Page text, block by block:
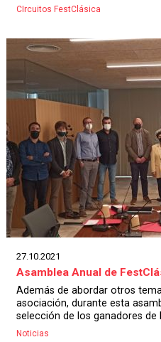
CIrcuitos FestClásica
27.10.2021
Asamblea Anual de
Además de abordar otros
asociación, durante esta
selección de los ganadores de
Noticias